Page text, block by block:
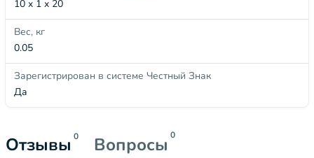
10 x 1 x 20
Вес, кг
0.05
Зарегистрирован в системе Честный Знак
Да
Отзывы 0 Вопросы 0